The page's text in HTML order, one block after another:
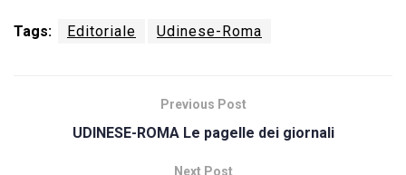
Tags: Editoriale Udinese-Roma
Previous Post
UDINESE-ROMA Le pagelle dei giornali
Next Post